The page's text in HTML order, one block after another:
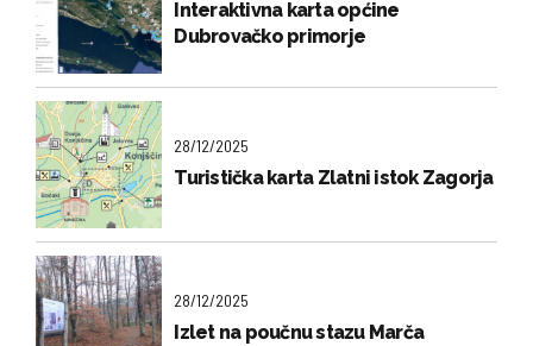
Interaktivna karta općine
Dubrovačko primorje
28/12/2025
Turistička karta Zlatni istok Zagorja
28/12/2025
Izlet na poučnu stazu Marča